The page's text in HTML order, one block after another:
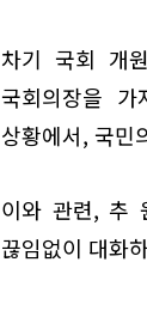
차기 국회 개
국회의장을 가
상황에서, 국민
이와 관련, 추
끊임없이 대화